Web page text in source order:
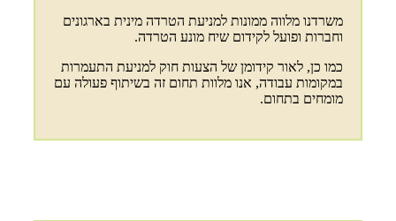
משרדנו מלווה ממונות למניעת הטרדה מינית בארגונים
וחברות ופועל לקידום שיח מונע הטרדה.
כמו כן, לאור קידומן של הצעות חוק למניעת התעמרות
במקומות עבודה, אנו מלוות תחום זה בשיתוף פעולה עם
מומחים בתחום.